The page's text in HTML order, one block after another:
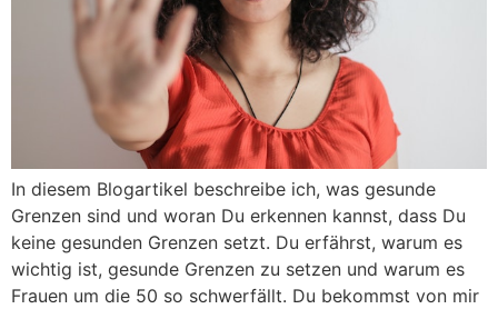
In diesem Blogartikel beschreibe ich, was gesunde
Grenzen sind und woran Du erkennen kannst, dass Du
keine gesunden Grenzen setzt. Du erfährst, warum es
wichtig ist, gesunde Grenzen zu setzen und warum es
Frauen um die 50 so schwerfällt. Du bekommst von mir